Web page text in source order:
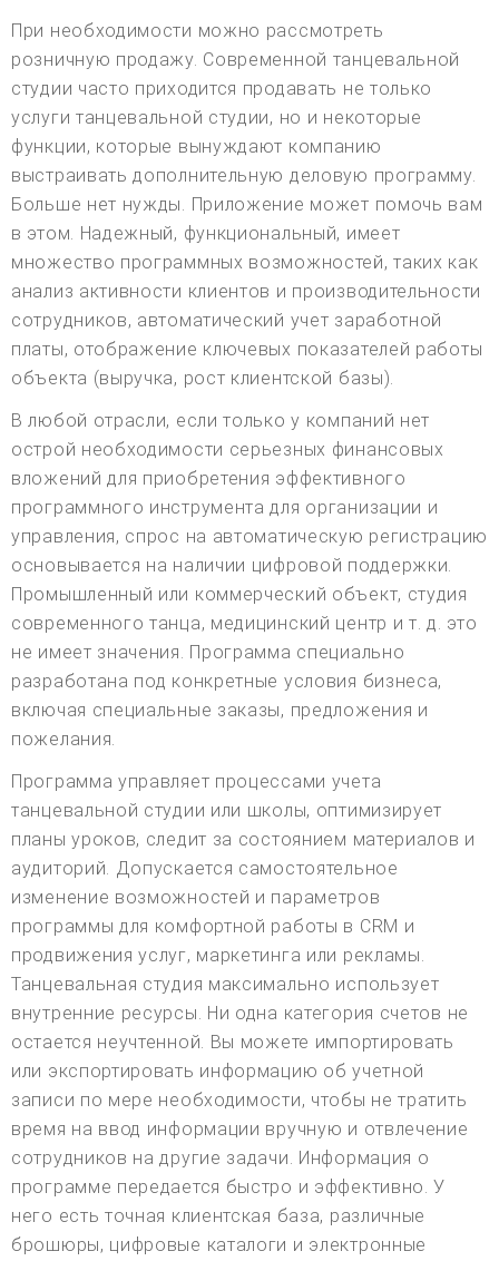
При необходимости можно рассмотреть
розничную продажу. Современной танцевальной
студии часто приходится продавать не только
услуги танцевальной студии, но и некоторые
функции, которые вынуждают компанию
выстраивать дополнительную деловую программу.
Больше нет нужды. Приложение может помочь вам
в этом. Надежный, функциональный, имеет
множество программных возможностей, таких как
анализ активности клиентов и производительности
сотрудников, автоматический учет заработной
платы, отображение ключевых показателей работы
объекта (выручка, рост клиентской базы).
В любой отрасли, если только у компаний нет
острой необходимости серьезных финансовых
вложений для приобретения эффективного
программного инструмента для организации и
управления, спрос на автоматическую регистрацию
основывается на наличии цифровой поддержки.
Промышленный или коммерческий объект, студия
современного танца, медицинский центр и т. д. это
не имеет значения. Программа специально
разработана под конкретные условия бизнеса,
включая специальные заказы, предложения и
пожелания.
Программа управляет процессами учета
танцевальной студии или школы, оптимизирует
планы уроков, следит за состоянием материалов и
аудиторий. Допускается самостоятельное
изменение возможностей и параметров
программы для комфортной работы в CRM и
продвижения услуг, маркетинга или рекламы.
Танцевальная студия максимально использует
внутренние ресурсы. Ни одна категория счетов не
остается неучтенной. Вы можете импортировать
или экспортировать информацию об учетной
записи по мере необходимости, чтобы не тратить
время на ввод информации вручную и отвлечение
сотрудников на другие задачи. Информация о
программе передается быстро и эффективно. У
него есть точная клиентская база, различные
брошюры, цифровые каталоги и электронные